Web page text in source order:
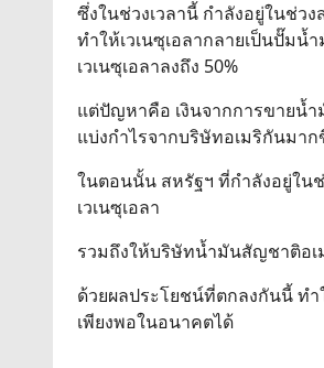
ซึ่งในช่วงเวลานี้ กำลังอยู่ในช่ว
ทำให้เวเนซุเอลากลายเป็นปั๊ม
เวเนซุเอลาลงถึง 50%
แต่ปัญหาคือ เงินจากการขายน้ำ
แบ่งกำไรจากบริษัทอเมริกันมา
ในตอนนั้น สหรัฐฯ ที่กำลังอยู่ใน
เวเนซุเอลา
รวมถึงให้บริษัทน้ำมันสัญชาติอเ
ด้วยผลประโยชน์ที่ตกลงกันนี้ ท
เพียงพอในอนาคตได้